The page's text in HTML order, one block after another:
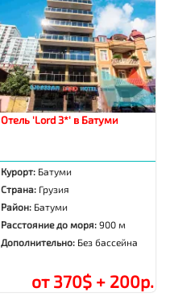
Отель 'Lord 3*' в Батуми
Курорт: Батуми
Страна: Грузия
Район: Батуми
Расстояние до моря:900 м
Дополнительно: Без бассейна
от 370$ + 200р.